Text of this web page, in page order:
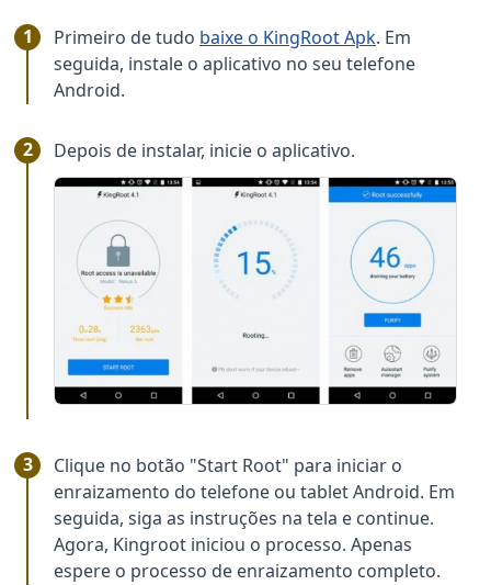
Primeiro de tudo baixe o KingRoot Apk. Em
seguida, instale o aplicativo no seu telefone
Android.
Depois de instalar, inicie o aplicativo.
Clique no botão "Start Root" para iniciar o
enraizamento do telefone ou tablet Android. Em
seguida, siga as instruções na tela e continue.
Agora, Kingroot iniciou o processo. Apenas
espere o processo de enraizamento completo.